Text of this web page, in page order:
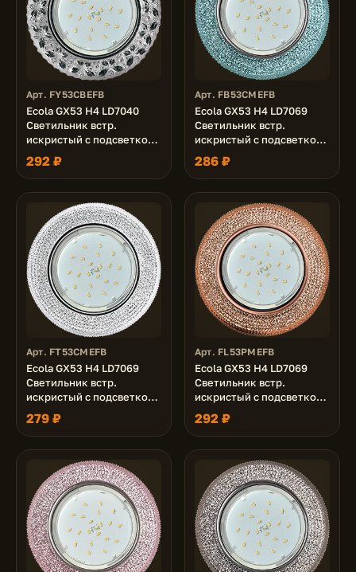
Арт. FY53CBEFB
Ecola GX53 H4 LD7040
Светильник встр.
искристый с подсветкой
"Бабочки" Тонированный
/ Хром 35x125 (к+)
292 ₽
Арт. FB53CMEFB
Ecola GX53 H4 LD7069
Светильник встр.
искристый с подсветкой
"Модерн" Голубой / Хром
35x125 (к+)
286 ₽
Арт. FT53CMEFB
Ecola GX53 H4 LD7069
Светильник встр.
искристый с подсветкой
"Модерн" Прозрачный /
Хром 35x125 (к+)
279 ₽
Арт. FL53PMEFB
Ecola GX53 H4 LD7069
Светильник встр.
искристый с подсветкой
"Модерн" Светло-
золотистый / Черненая
медь 35x125 (к+)
292 ₽